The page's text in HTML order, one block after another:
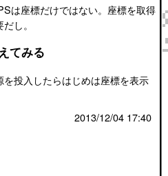
は座標だけではない。座標を取得
し。
てみる
投入したらはじめは座標を表示
2013/12/04 17:40